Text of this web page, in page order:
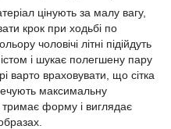
цінують за малу вагу,
крок при ходьбі по
чоловічі літні підійдуть
і шукає полегшену пару
варто враховувати, що сітка
максимальну
тримає форму і виглядає